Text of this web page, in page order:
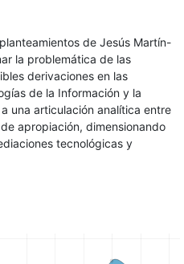
de Jesús Martín-
la problemática de las
derivaciones en las
de la Información y la
una articulación analítica entre
apropiación, dimensionando
tecnológicas y